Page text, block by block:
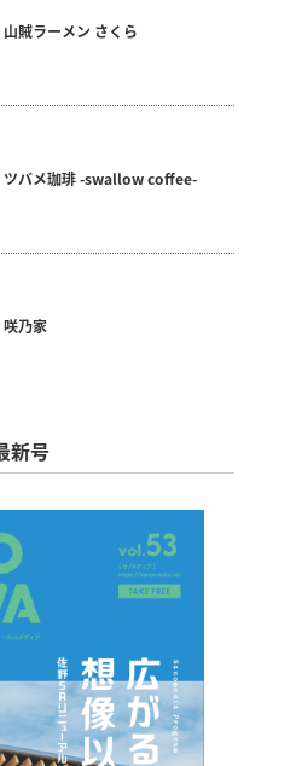
山賊ラーメン さくら
ツバメ珈琲 -swallow coffee-
咲乃家
新号